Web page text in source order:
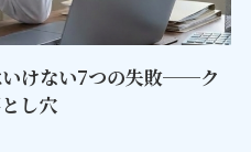
いけない7つの失敗──ク
し穴